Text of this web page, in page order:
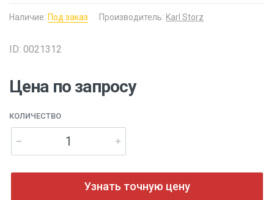
Наличие: Под заказ Производитель: Karl Storz
ID: 0021312
Цена по запросу
КОЛИЧЕСТВО
Узнать точную цену